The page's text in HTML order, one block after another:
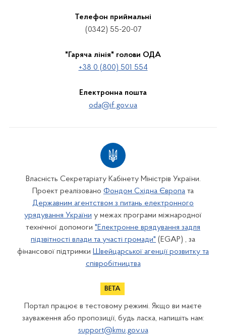
Телефон приймальні
(0342) 55-20-07
"Гаряча лінія" голови ОДА
+38 0 (800) 501 554
Електронна пошта
oda@if.gov.ua
Власність Секретаріату Кабінету Міністрів України.
Проект реалізовано Фондом Східна Європа та
Державним агентством з питань електронного
урядування України у межах програми міжнародної
технічної допомоги "Електронне врядування задля
підзвітності влади та участі громади" (EGAP) , за
фінансової підтримки Швейцарської агенції розвитку та
співробітництва
Портал працює в тестовому режимі. Якщо ви маєте
зауваження або пропозиції, будь ласка, напишіть нам:
support@kmu.gov.ua